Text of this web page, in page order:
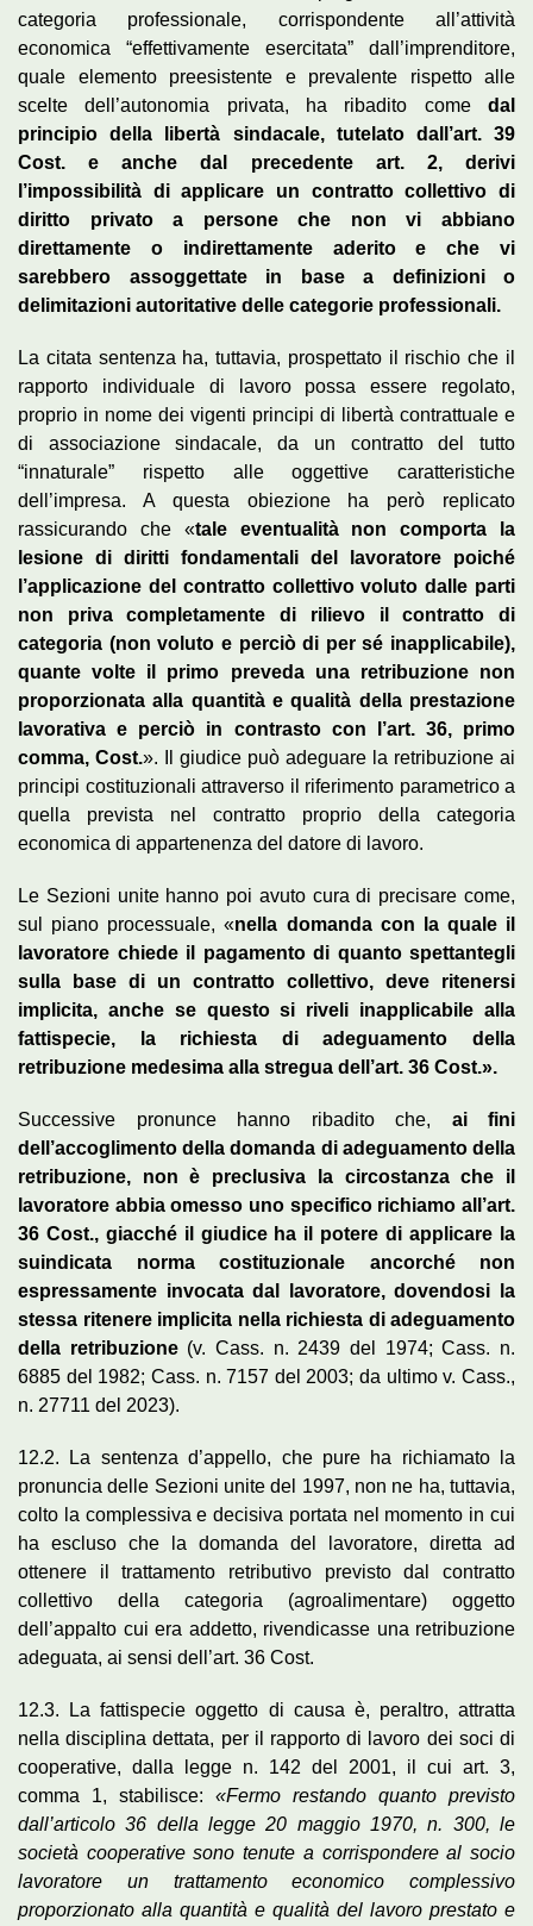
categoria professionale, corrispondente all’attività
economica “effettivamente esercitata” dall’imprenditore,
quale elemento preesistente e prevalente rispetto alle
scelte dell’autonomia privata, ha ribadito come dal
principio della libertà sindacale, tutelato dall’art. 39
Cost. e anche dal precedente art. 2, derivi
l’impossibilità di applicare un contratto collettivo di
diritto privato a persone che non vi abbiano
direttamente o indirettamente aderito e che vi
sarebbero assoggettate in base a definizioni o
delimitazioni autoritative delle categorie professionali.
La citata sentenza ha, tuttavia, prospettato il rischio che il
rapporto individuale di lavoro possa essere regolato,
proprio in nome dei vigenti principi di libertà contrattuale e
di associazione sindacale, da un contratto del tutto
“innaturale” rispetto alle oggettive caratteristiche
dell’impresa. A questa obiezione ha però replicato
rassicurando che «tale eventualità non comporta la
lesione di diritti fondamentali del lavoratore poiché
l’applicazione del contratto collettivo voluto dalle parti
non priva completamente di rilievo il contratto di
categoria (non voluto e perciò di per sé inapplicabile),
quante volte il primo preveda una retribuzione non
proporzionata alla quantità e qualità della prestazione
lavorativa e perciò in contrasto con l’art. 36, primo
comma, Cost.». Il giudice può adeguare la retribuzione ai
principi costituzionali attraverso il riferimento parametrico a
quella prevista nel contratto proprio della categoria
economica di appartenenza del datore di lavoro.
Le Sezioni unite hanno poi avuto cura di precisare come,
sul piano processuale, «nella domanda con la quale il
lavoratore chiede il pagamento di quanto spettantegli
sulla base di un contratto collettivo, deve ritenersi
implicita, anche se questo si riveli inapplicabile alla
fattispecie, la richiesta di adeguamento della
retribuzione medesima alla stregua dell’art. 36 Cost.».
Successive pronunce hanno ribadito che, ai fini
dell’accoglimento della domanda di adeguamento della
retribuzione, non è preclusiva la circostanza che il
lavoratore abbia omesso uno specifico richiamo all’art.
36 Cost., giacché il giudice ha il potere di applicare la
suindicata norma costituzionale ancorché non
espressamente invocata dal lavoratore, dovendosi la
stessa ritenere implicita nella richiesta di adeguamento
della retribuzione(v. Cass. n. 2439 del 1974; Cass. n.
6885 del 1982; Cass. n. 7157 del 2003; da ultimo v. Cass.,
n. 27711 del 2023).
12.2. La sentenza d’appello, che pure ha richiamato la
pronuncia delle Sezioni unite del 1997, non ne ha, tuttavia,
colto la complessiva e decisiva portata nel momento in cui
ha escluso che la domanda del lavoratore, diretta ad
ottenere il trattamento retributivo previsto dal contratto
collettivo della categoria (agroalimentare) oggetto
dell’appalto cui era addetto, rivendicasse una retribuzione
adeguata, ai sensi dell’art. 36 Cost.
12.3. La fattispecie oggetto di causa è, peraltro, attratta
nella disciplina dettata, per il rapporto di lavoro dei soci di
cooperative, dalla legge n. 142 del 2001, il cui art. 3,
comma 1, stabilisce: «Fermo restando quanto previsto
dall’articolo 36 della legge 20 maggio 1970, n. 300, le
società cooperative sono tenute a corrispondere al socio
lavoratore un trattamento economico complessivo
proporzionato alla quantità e qualità del lavoro prestato e